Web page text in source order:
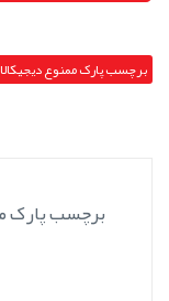
برچسب پارک ممنوع دیجیکالا